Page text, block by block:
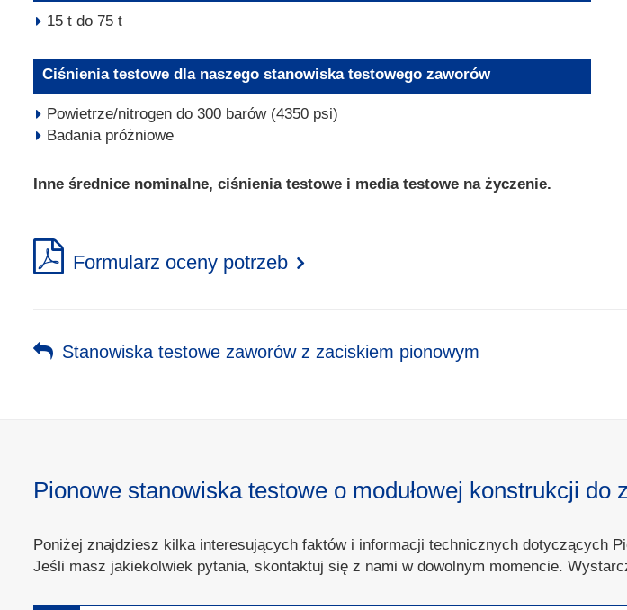
15 t do 75 t
Ciśnienia testowe dla naszego stanowiska testowego zaworów
Powietrze/nitrogen do 300 barów (4350 psi)
Badania próżniowe
Inne średnice nominalne, ciśnienia testowe i media testowe na życzenie.
Formularz oceny potrzeb
Stanowiska testowe zaworów z zaciskiem pionowym
Pionowe stanowiska testowe o modułowej konstrukcji
Poniżej znajdziesz kilka interesujących faktów i informacji technicznych dotyczących
Jeśli masz jakiekolwiek pytania, skontaktuj się z nami w dowolnym momencie.